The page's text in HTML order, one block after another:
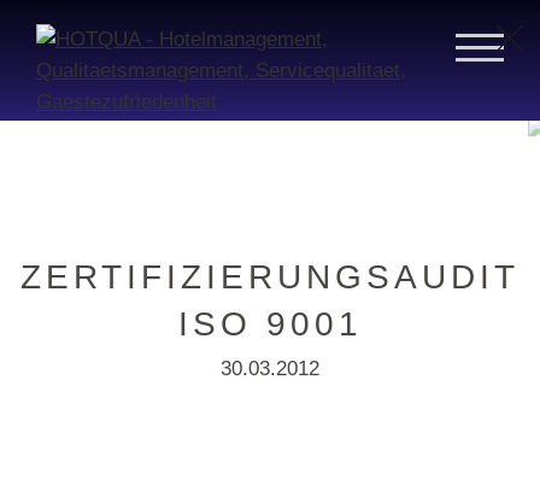
ZERTIFIZIERUNGSAUDIT
ISO 9001
30.03.2012